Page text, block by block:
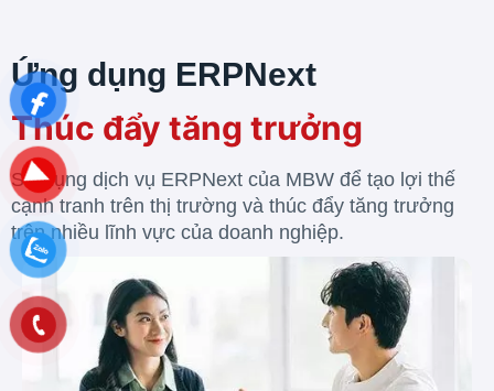
Ứng dụng ERPNext
Thúc đẩy tăng trưởng
Sử dụng dịch vụ ERPNext của MBW để tạo lợi thế
cạnh tranh trên thị trường và thúc đẩy tăng trưởng
trên nhiều lĩnh vực của doanh nghiệp.